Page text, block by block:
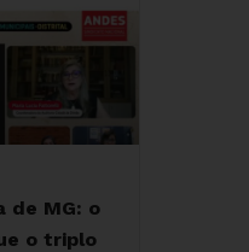
de MG: o
o triplo